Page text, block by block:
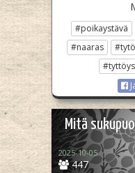
#poikaystävä
#naaras
Mitä
447
2025-10-05